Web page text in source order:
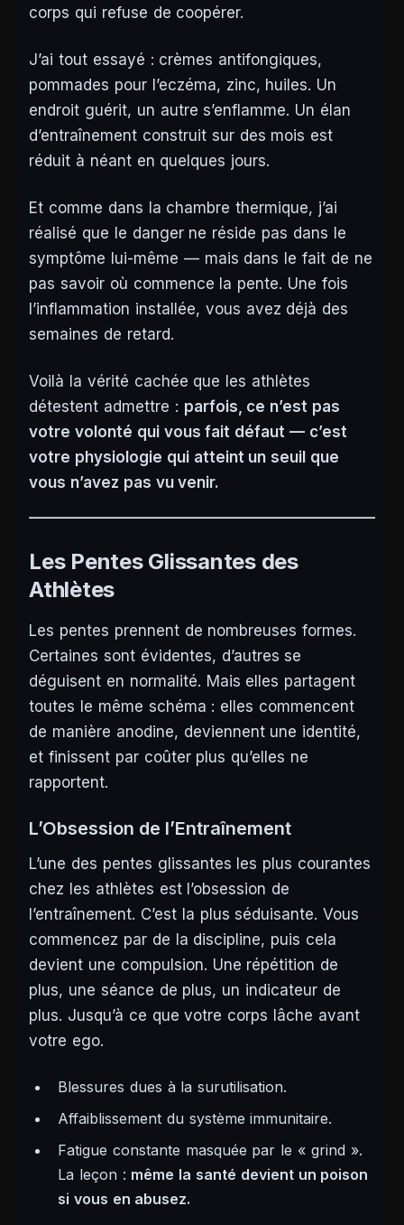
corps qui refuse de coopérer.
J’ai tout essayé : crèmes antifongiques,
pommades pour l’eczéma, zinc, huiles. Un
endroit guérit, un autre s’enflamme. Un élan
d’entraînement construit sur des mois est
réduit à néant en quelques jours.
Et comme dans la chambre thermique, j’ai
réalisé que le danger ne réside pas dans le
symptôme lui-même — mais dans le fait de ne
pas savoir où commence la pente. Une fois
l’inflammation installée, vous avez déjà des
semaines de retard.
Voilà la vérité cachée que les athlètes
détestent admettre : parfois, ce n’est pas
votre volonté qui vous fait défaut — c’est
votre physiologie qui atteint un seuil que
vous n’avez pas vu venir.
Les Pentes Glissantes des
Athlètes
Les pentes prennent de nombreuses formes.
Certaines sont évidentes, d’autres se
déguisent en normalité. Mais elles partagent
toutes le même schéma : elles commencent
de manière anodine, deviennent une identité,
et finissent par coûter plus qu’elles ne
rapportent.
L’Obsession de l’Entraînement
L’une des pentes glissantes les plus courantes
chez les athlètes est l’obsession de
l’entraînement. C’est la plus séduisante. Vous
commencez par de la discipline, puis cela
devient une compulsion. Une répétition de
plus, une séance de plus, un indicateur de
plus. Jusqu’à ce que votre corps lâche avant
votre ego.
Blessures dues à la surutilisation.
Affaiblissement du système immunitaire.
Fatigue constante masquée par le « grind ».
La leçon : même la santé devient un poison
si vous en abusez.